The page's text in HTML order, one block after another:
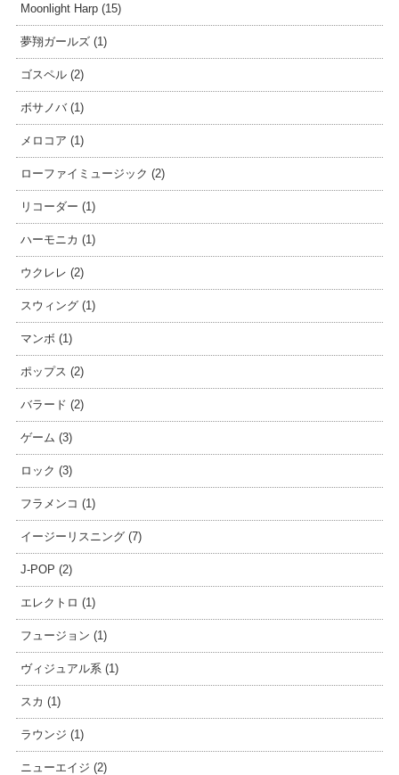
Moonlight Harp (15)
夢翔ガールズ (1)
ゴスペル (2)
ボサノバ (1)
メロコア (1)
ローファイミュージック (2)
リコーダー (1)
ハーモニカ (1)
ウクレレ (2)
スウィング (1)
マンボ (1)
ポップス (2)
バラード (2)
ゲーム (3)
ロック (3)
フラメンコ (1)
イージーリスニング (7)
J-POP (2)
エレクトロ (1)
フュージョン (1)
ヴィジュアル系 (1)
スカ (1)
ラウンジ (1)
ニューエイジ (2)